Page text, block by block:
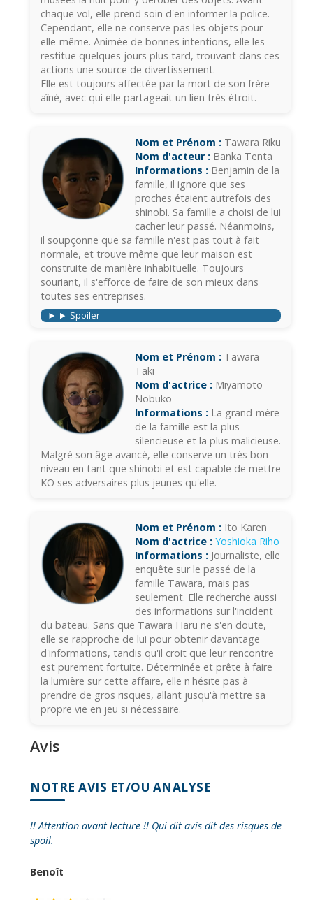
chaque vol, elle prend soin d'en informer la police.
Cependant, elle ne conserve pas les objets pour
elle-même. Animée de bonnes intentions, elle les
restitue quelques jours plus tard, trouvant dans ces
actions une source de divertissement.
Elle est toujours affectée par la mort de son frère
aîné, avec qui elle partageait un lien très étroit.
Nom et Prénom : Tawara Riku
Nom d'acteur : Banka Tenta
Informations : Benjamin de la
famille, il ignore que ses
proches étaient autrefois des
shinobi. Sa famille a choisi de lui
cacher leur passé. Néanmoins,
il soupçonne que sa famille n'est pas tout à fait
normale, et trouve même que leur maison est
construite de manière inhabituelle. Toujours
souriant, il s'efforce de faire de son mieux dans
toutes ses entreprises.
Spoiler
Nom et Prénom : Tawara
Taki
Nom d'actrice : Miyamoto
Nobuko
Informations : La grand-mère
de la famille est la plus
silencieuse et la plus malicieuse.
Malgré son âge avancé, elle conserve un très bon
niveau en tant que shinobi et est capable de mettre
KO ses adversaires plus jeunes qu'elle.
Nom et Prénom : Ito Karen
Nom d'actrice : Yoshioka Riho
Informations : Journaliste, elle
enquête sur le passé de la
famille Tawara, mais pas
seulement. Elle recherche aussi
des informations sur l'incident
du bateau. Sans que Tawara Haru ne s'en doute,
elle se rapproche de lui pour obtenir davantage
d'informations, tandis qu'il croit que leur rencontre
est purement fortuite. Déterminée et prête à faire
la lumière sur cette affaire, elle n'hésite pas à
prendre de gros risques, allant jusqu'à mettre sa
propre vie en jeu si nécessaire.
Avis
NOTRE AVIS ET/OU ANALYSE
!! Attention avant lecture !! Qui dit avis dit des risques de
spoil.
Benoît